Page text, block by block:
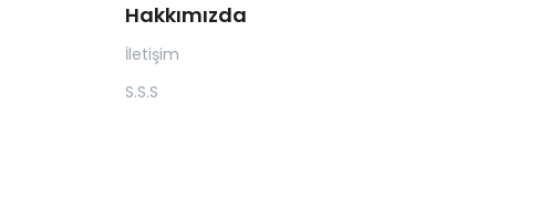
Hakkımızda
İletişim
S.S.S